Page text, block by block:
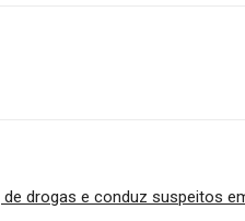
drogas e conduz suspeitos